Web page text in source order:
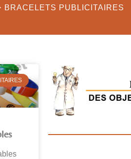
BRACELETS PUBLICITAIRES